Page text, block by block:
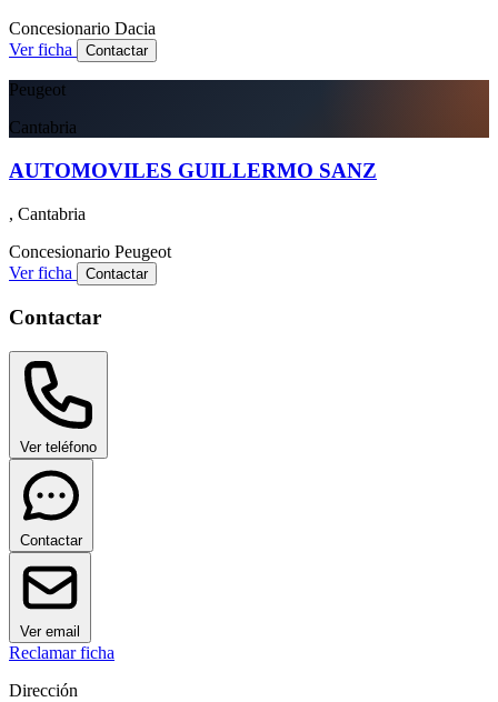
Concesionario Dacia
Ver ficha
Contactar
Peugeot
Cantabria
AUTOMOVILES GUILLERMO SANZ
, Cantabria
Concesionario Peugeot
Ver ficha
Contactar
Contactar
Ver teléfono
Contactar
Ver email
Reclamar ficha
Dirección